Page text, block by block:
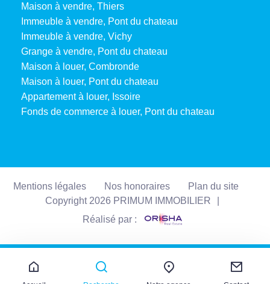
Maison à vendre, Thiers
Immeuble à vendre, Pont du chateau
Immeuble à vendre, Vichy
Grange à vendre, Pont du chateau
Maison à louer, Combronde
Maison à louer, Pont du chateau
Appartement à louer, Issoire
Fonds de commerce à louer, Pont du chateau
Mentions légales Nos honoraires
Plan du site
Copyright 2026 PRIMUM IMMOBILIER
Réalisé par :